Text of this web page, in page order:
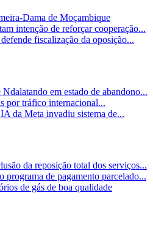
Dama de Moçambique
intenção de reforçar cooperação...
fiscalização da oposição...
em estado de abandono...
por tráfico internacional...
da Meta invadiu sistema de...
da reposição total dos serviços...
programa de pagamento parcelado...
de gás de boa qualidade